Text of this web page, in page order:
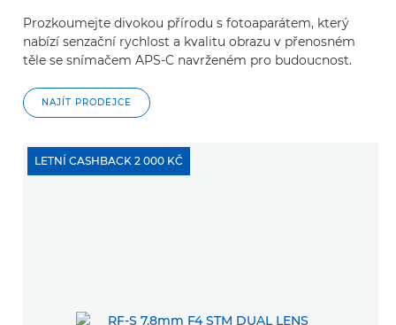
Prozkoumejte divokou přírodu s fotoaparátem, který
nabízí senzační rychlost a kvalitu obrazu v přenosném
těle se snímačem APS-C navrženém pro budoucnost.
NAJÍT PRODEJCE
LETNÍ CASHBACK 2 000 KČ